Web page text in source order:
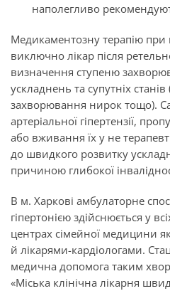
наполегливо
Медикаментозну терапію при
виключно лікар після
визначення ступеню
ускладнень та супутніх
захворювання нирок тощо).
артеріальної гіпертензії,
або вживання їх у не
до швидкого розвитку
причиною глибокої
В м. Харкові амбулаторне
гіпертонією здійснюється у
центрах сімейної медицини
й лікарями-кардіологами.
медична допомога таким
«Міська клінічна лікарня